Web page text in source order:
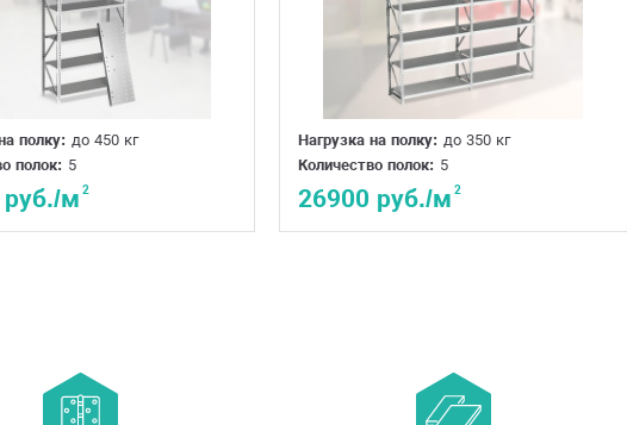
полку: до 450 кг
полок: 5
руб./м 2
Нагрузка на полку: до 350 кг
Количество полок: 5
26900 руб./м 2